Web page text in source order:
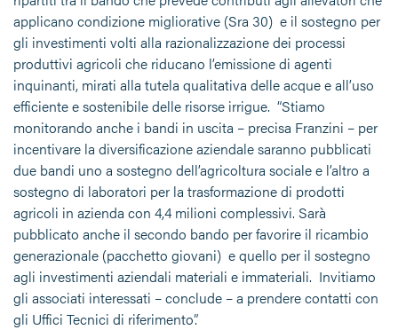
applicano condizione migliorative (Sra 30) e il sostegno per
gli investimenti volti alla razionalizzazione dei processi
produttivi agricoli che riducano l’emissione di agenti
inquinanti, mirati alla tutela qualitativa delle acque e all’uso
efficiente e sostenibile delle risorse irrigue. “Stiamo
monitorando anche i bandi in uscita – precisa Franzini – per
incentivare la diversificazione aziendale saranno pubblicati
due bandi uno a sostegno dell’agricoltura sociale e l’altro a
sostegno di laboratori per la trasformazione di prodotti
agricoli in azienda con 4,4 milioni complessivi. Sarà
pubblicato anche il secondo bando per favorire il ricambio
generazionale (pacchetto giovani) e quello per il sostegno
agli investimenti aziendali materiali e immateriali. Invitiamo
gli associati interessati – conclude – a prendere contatti con
gli Uffici Tecnici di riferimento”.